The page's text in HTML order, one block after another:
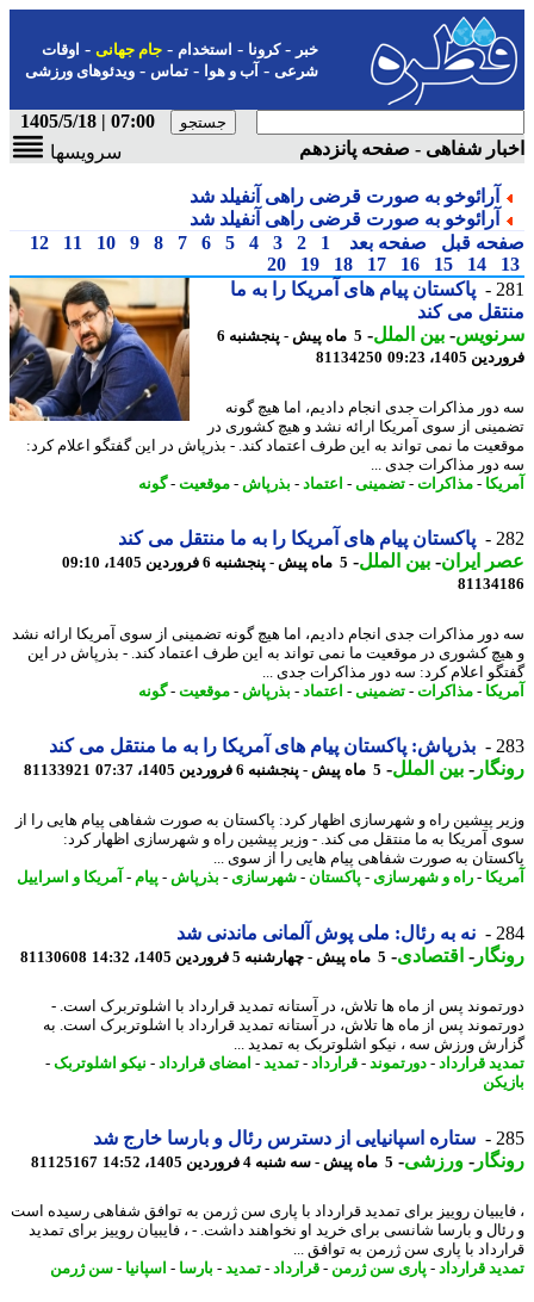
-کرونا-استخدام- جام جهانی-اوقات
شرعی-آب و هوا-تماس-ویدئوهای ورزشی
07:00 | 1405/5/18
شفاهی - صفحه پانزدهم
سرویسها
آرائوخو به صورت قرضی راهی آنفیلد شد
آرائوخو به صورت قرضی راهی آنفیلد شد
قبل صفحه بعد 1
2
3
4
5
6
7
8
9
10
11
12
14
15
16
17
18
19
20
پاکستان پیام های آمریکا را به ما
می کند
-بین الملل-
5 ماه پیش - پنجشنبه 6
1405، 09:23
81134250
مذاکرات جدی انجام دادیم، اما هیچ گونه
از سوی آمریکا ارائه نشد و هیچ کشوری در
ما نمی تواند به این طرف اعتماد کند. - بذرپاش در این گفتگو اعلام کرد:
مذاکرات جدی ...
- مذاکرات- تضمینی-اعتماد-بذرپاش -موقعیت-گونه
پاکستان پیام های آمریکا را به ما منتقل می کند
ایران- بین الملل-5 ماه پیش - پنجشنبه 6 فروردین 1405، 09:10
مذاکرات جدی انجام دادیم، اما هیچ گونه تضمینی از سوی آمریکا ارائه نشد
کشوری در موقعیت ما نمی تواند به این طرف اعتماد کند. - بذرپاش در این
اعلام کرد: سه دور مذاکرات جدی ...
- مذاکرات- تضمینی-اعتماد-بذرپاش -موقعیت-گونه
بذرپاش: پاکستان پیام های آمریکا را به ما منتقل می کند
-بین الملل-5 ماه پیش - پنجشنبه 6 فروردین 1405، 07:37 81133921
پیشین راه و شهرسازی اظهار کرد: پاکستان به صورت شفاهی پیام هایی را از
آمریکا به ما منتقل می کند. - وزیر پیشین راه و شهرسازی اظهار کرد:
به صورت شفاهی پیام هایی را از سوی ...
- راه و شهرسازی- پاکستان-شهرسازی- بذرپاش -پیام-آمریکا و اسراییل
نه به رئال: ملی پوش آلمانی ماندنی شد
-اقتصادی-5 ماه پیش - چهارشنبه 5 فروردین 1405، 14:32 81130608
پس از ماه ها تلاش، در آستانه تمدید قرارداد با اشلوتربرک است. -
پس از ماه ها تلاش، در آستانه تمدید قرارداد با اشلوتربرک است. به
ورزش سه ، نیکو اشلوتربک به تمدید ...
قرارداد -دورتموند-قرارداد -تمدید-امضای قرارداد -نیکو اشلوتربک-
ستاره اسپانیایی از دسترس رئال و بارسا خارج شد
-ورزشی-5 ماه پیش - سه شنبه 4 فروردین 1405، 14:52 81125167
روییز برای تمدید قرارداد با پاری سن ژرمن به توافق شفاهی رسیده است
و بارسا شانسی برای خرید او نخواهند داشت. - ، فایبیان روییز برای تمدید
با پاری سن ژرمن به توافق ...
قرارداد -پاری سن ژرمن -قرارداد -تمدید-بارسا-اسپانیا-سن ژرمن